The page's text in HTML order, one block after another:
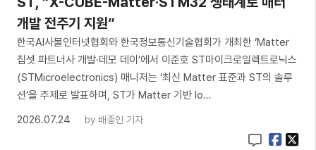
개발 전주기 지원”
한국AI사물인터넷협회와 한국정보통신기술협회가 개최한 ‘Matter
칩셋 파트너사 개발·데모 데이’에서 이준호 ST마이크로일렉트로닉스
(STMicroelectronics) 매니저는 ‘최신 Matter 표준과 ST의 솔루
션’을 주제로 발표하며, ST가 Matter 기반 Io…
2026.07.24
by 배종인 기자